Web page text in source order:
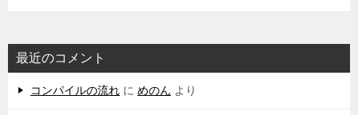
最近のコメント
コンパイルの流れ に めのん より